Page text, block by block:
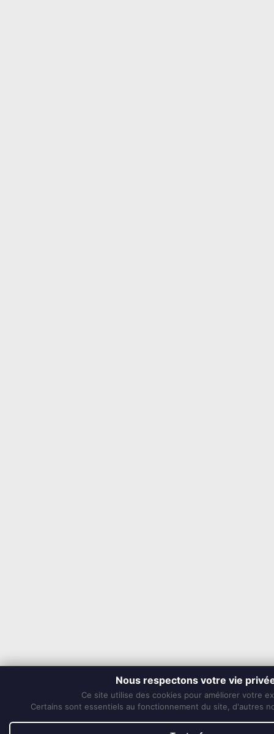
Nous respectons votre vie
Ce site utilise des cookies pour améliorer votre
Certains sont essentiels au fonctionnement du site, d'autres